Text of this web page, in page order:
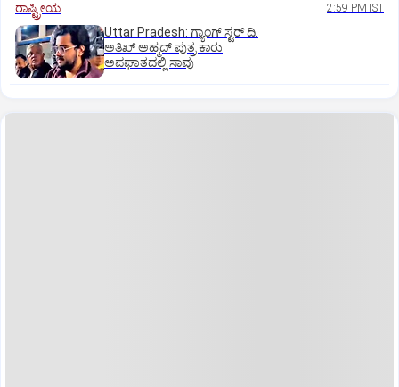
ರಾಷ್ಟ್ರೀಯ 2:59 PM IST
Uttar Pradesh: ಗ್ಯಾಂಗ್ ಸ್ಟರ್‌ ದಿ.
ಅತಿಖ್ ಅಹ್ಮದ್ ಪುತ್ರ ಕಾರು
ಅಪಘಾತದಲ್ಲಿ ಸಾವು